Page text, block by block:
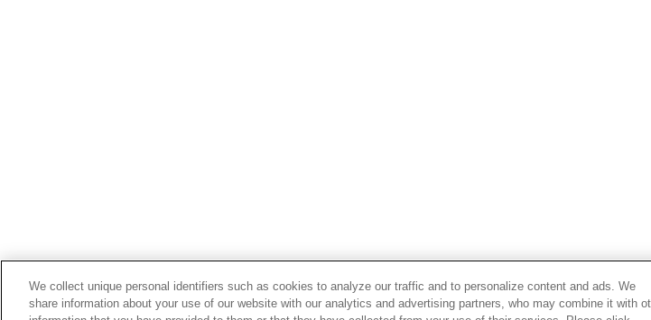
We collect unique personal identifiers such as cookies to analyze our traffic and to personalize content and ads. We
share information about your use of our website with our analytics and advertising partners, who may combine it with